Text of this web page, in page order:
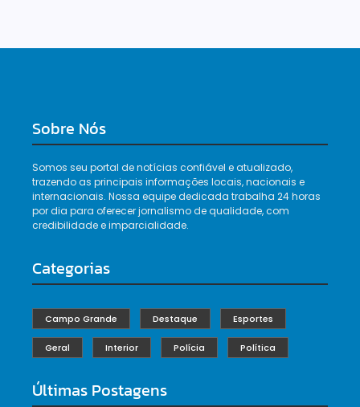
Sobre Nós
Somos seu portal de notícias confiável e atualizado,
trazendo as principais informações locais, nacionais e
internacionais. Nossa equipe dedicada trabalha 24 horas
por dia para oferecer jornalismo de qualidade, com
credibilidade e imparcialidade.
Categorias
Campo Grande Destaque Esportes
Geral Interior Polícia Política
Últimas Postagens